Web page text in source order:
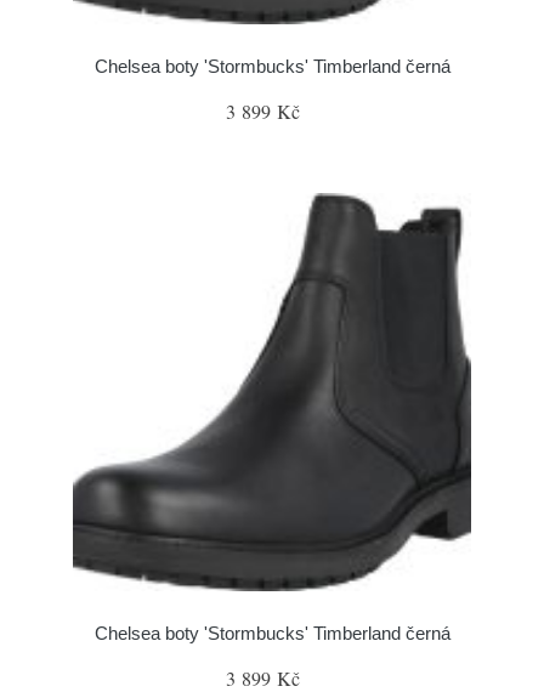
Chelsea boty 'Stormbucks' Timberland černá
3 899 Kč
Chelsea boty 'Stormbucks' Timberland černá
3 899 Kč